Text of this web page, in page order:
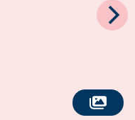
SEE